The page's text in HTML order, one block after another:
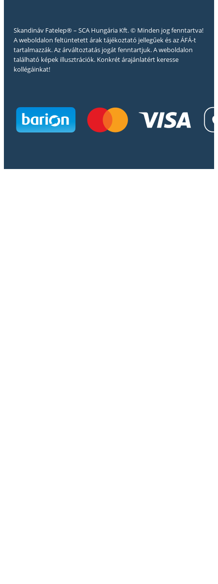
Skandináv Fatelep® – SCA Hungária Kft. © Minden jog fenntartva!
A weboldalon feltüntetett árak tájékoztató jellegűek és az ÁFÁ-t
tartalmazzák. Az árváltoztatás jogát fenntartjuk. A weboldalon
található képek illusztrációk. Konkrét árajánlatért keresse
kollégáinkat!